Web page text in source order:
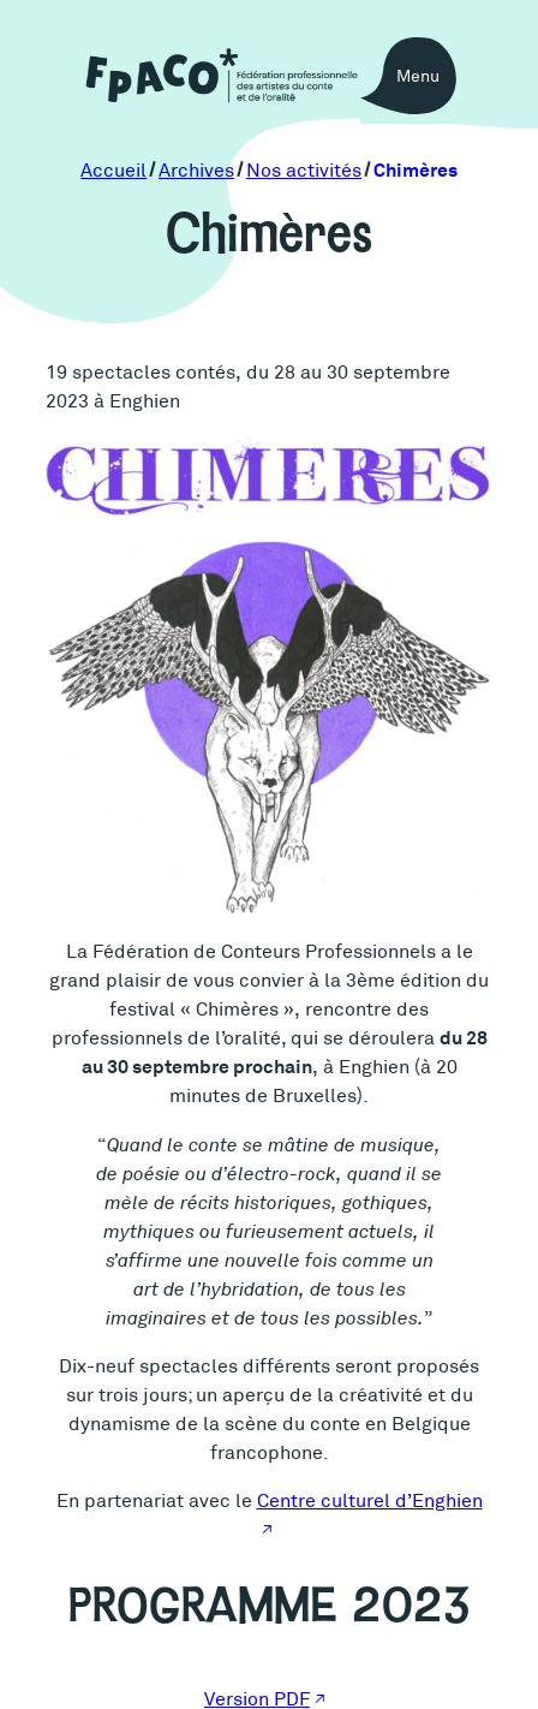
Menu
Accueil Archives Nos activités Chimères
Chimères
19 spectacles contés, du 28 au 30 septembre
2023 à Enghien
La Fédération de Conteurs Professionnels a le
grand plaisir de vous convier à la 3ème édition du
festival « Chimères », rencontre des
professionnels de l’oralité, qui se déroulera du 28
au 30 septembre prochain, à Enghien (à 20
minutes de Bruxelles).
Quand le conte se mâtine de musique,
de poésie ou d’électro-rock, quand il se
mèle de récits historiques, gothiques,
mythiques ou furieusement actuels, il
s’affirme une nouvelle fois comme un
art de l’hybridation, de tous les
imaginaires et de tous les possibles.
Dix-neuf spectacles différents seront proposés
sur trois jours; un aperçu de la créativité et du
dynamisme de la scène du conte en Belgique
francophone.
En partenariat avec le Centre culturel d’Enghien
PROGRAMME 2023
Version PDF